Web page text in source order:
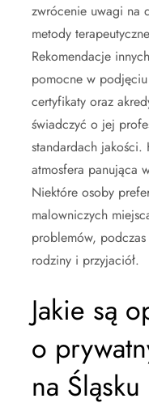
zwrócenie uwagi na
metody
Rekomendacje
pomocne w
certyfikaty oraz
świadczyć o jej
standardach jakości.
atmosfera panująca
Niektóre osoby
malowniczych
problemów,
rodziny i przyjaciół.
Jakie są
o
na Śląsku